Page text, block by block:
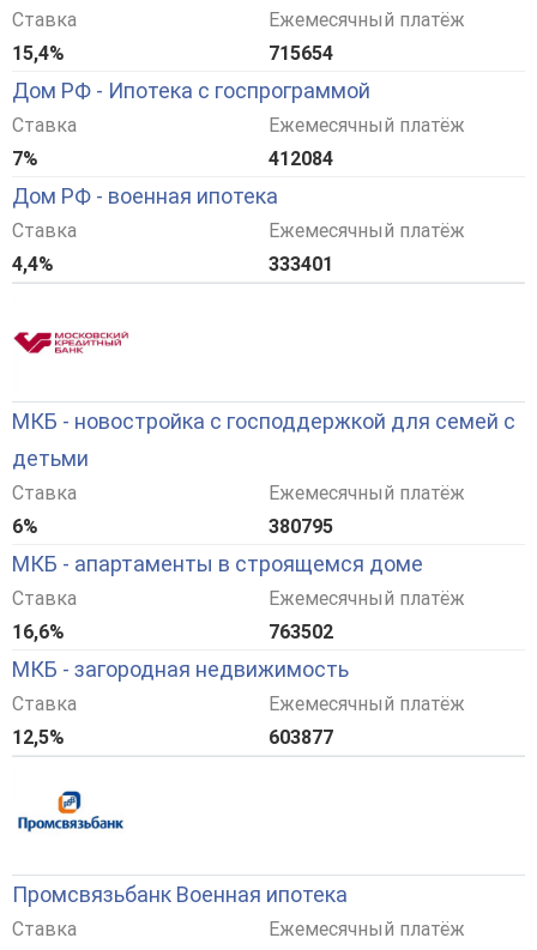
Ставка
15,4%
Ежемесячный платёж
715654
Дом РФ - Ипотека с госпрограммой
Ставка
7%
Ежемесячный платёж
412084
Дом РФ - военная ипотека
Ставка
4,4%
Ежемесячный платёж
333401
МКБ - новостройка с господдержкой для семей с
детьми
Ставка
6%
Ежемесячный платёж
380795
МКБ - апартаменты в строящемся доме
Ставка
16,6%
Ежемесячный платёж
763502
МКБ - загородная недвижимость
Ставка
12,5%
Ежемесячный платёж
603877
Промсвязьбанк Военная ипотека
Ставка
Ежемесячный платёж